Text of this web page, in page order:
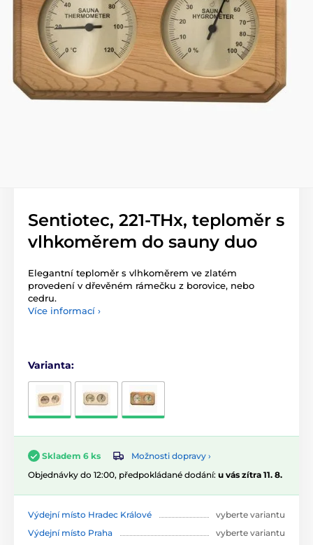
Sentiotec, 221-THx, teploměr s
vlhkoměrem do sauny duo
Elegantní teploměr s vlhkoměrem ve zlatém
provedení v dřevěném rámečku z borovice, nebo
cedru.
Více informací ›
Varianta:
Skladem 6 ks
Možnosti dopravy ›
Objednávky do 12:00, předpokládané dodání: u vás zítra 11. 8.
Výdejní místo Hradec Králové
vyberte variantu
Výdejní místo Praha
vyberte variantu